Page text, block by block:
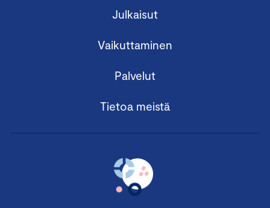
Julkaisut
Vaikuttaminen
Palvelut
Tietoa meistä